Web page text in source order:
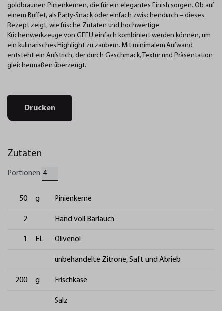
goldbraunen Pinienkernen, die für ein elegantes Finish sorgen. Ob auf
einem Buffet, als Party-Snack oder einfach zwischendurch – dieses
Rezept zeigt, wie frische Zutaten und hochwertige
Küchenwerkzeuge von GEFU einfach kombiniert werden können, um
ein kulinarisches Highlight zu zaubern. Mit minimalem Aufwand
entsteht ein Aufstrich, der durch Geschmack, Textur und Präsentation
gleichermaßen überzeugt.
Drucken
Zutaten
Portionen
50 g Pinienkerne
2 Hand voll Bärlauch
1 EL Olivenöl
unbehandelte Zitrone, Saft und Abrieb
200 g Frischkäse
Salz